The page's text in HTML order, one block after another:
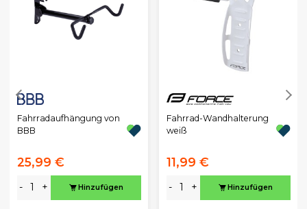
Fahrradaufhängung von
BBB
25,99 €
- + Hinzufügen
Fahrrad-Wandhalterung
weiß
11,99 €
- + Hinzufügen